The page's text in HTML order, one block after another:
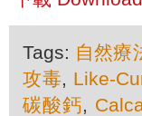
Tags: 自然療
攻毒, Like-
碳酸鈣,